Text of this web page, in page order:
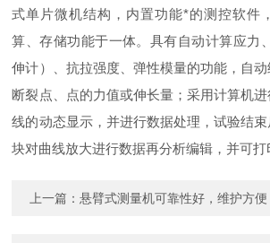
式单片微机结构，内置功能*的测控软件
算、存储功能于一体。具有自动计算应力
伸计）、抗拉强度、弹性模量的功能，自
断裂点、点的力值或伸长量；采用计算机
线的动态显示，并进行数据处理，试验结
块对曲线放大进行数据再分析编辑，并可打
上一篇：悬臂式测量机可靠性好，维护方便